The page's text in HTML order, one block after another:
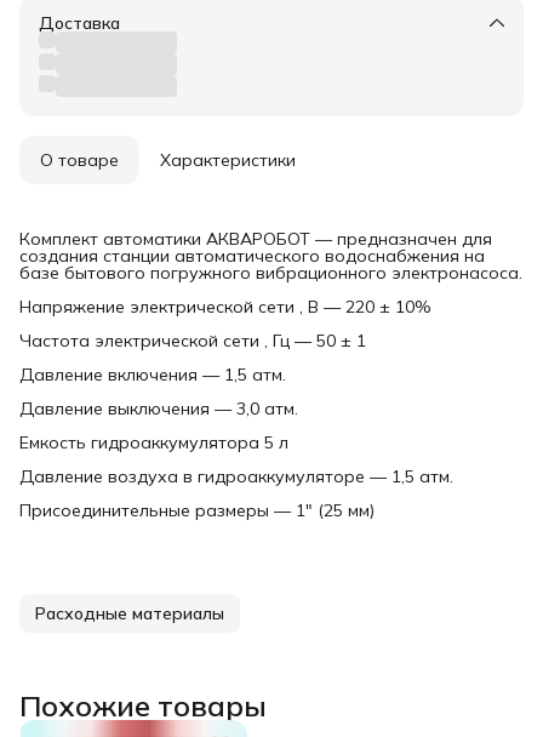
Доставка
О товаре Характеристики
Комплект автоматики АКВАРОБОТ — предназначен для
создания станции автоматического водоснабжения на
базе бытового погружного вибрационного электронасоса.
Напряжение электрической сети , В — 220 ± 10%
Частота электрической сети , Гц — 50 ± 1
Давление включения — 1,5 атм.
Давление выключения — 3,0 атм.
Емкость гидроаккумулятора 5 л
Давление воздуха в гидроаккумуляторе — 1,5 атм.
Присоединительные размеры — 1" (25 мм)
Расходные материалы
Похожие товары